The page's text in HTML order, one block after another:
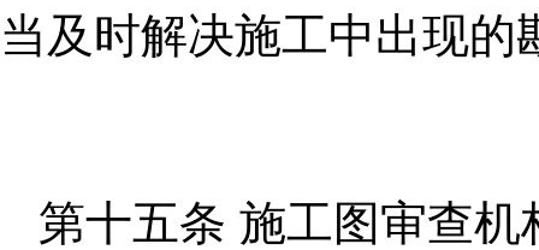
当及时解决施工中出现的
第十五条 施工图审查